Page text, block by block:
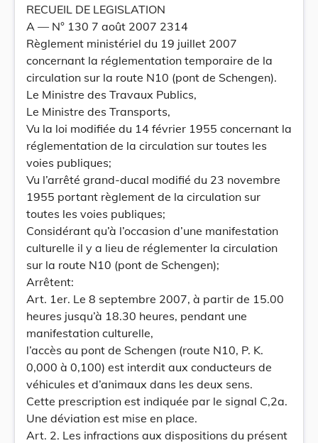
RECUEIL DE LEGISLATION
A –– N° 130 7 août 2007 2314
Règlement ministériel du 19 juillet 2007
concernant la réglementation temporaire de la
circulation sur la route N10 (pont de Schengen).
Le Ministre des Travaux Publics,
Le Ministre des Transports,
Vu la loi modifiée du 14 février 1955 concernant la
réglementation de la circulation sur toutes les
voies publiques;
Vu l’arrêté grand-ducal modifié du 23 novembre
1955 portant règlement de la circulation sur
toutes les voies publiques;
Considérant qu’à l’occasion d’une manifestation
culturelle il y a lieu de réglementer la circulation
sur la route N10 (pont de Schengen);
Arrêtent:
Art. 1er. Le 8 septembre 2007, à partir de 15.00
heures jusqu’à 18.30 heures, pendant une
manifestation culturelle,
l’accès au pont de Schengen (route N10, P. K.
0,000 à 0,100) est interdit aux conducteurs de
véhicules et d’animaux dans les deux sens.
Cette prescription est indiquée par le signal C,2a.
Une déviation est mise en place.
Art. 2. Les infractions aux dispositions du présent